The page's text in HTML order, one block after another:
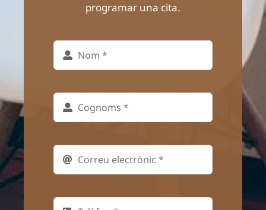
programar una cita.